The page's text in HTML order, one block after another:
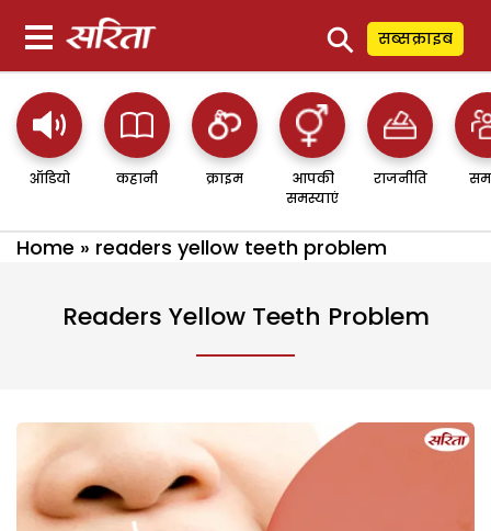
⚲ सब्सक्राइब
ऑडियो कहानी क्राइम
आपकी
समस्याएं
राजनीति
Home » readers yellow teeth problem
Readers Yellow Teeth Problem